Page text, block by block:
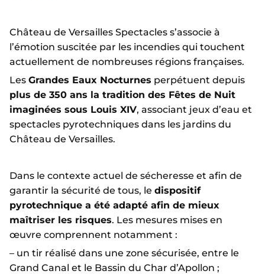
Château de Versailles Spectacles s’associe à
l’émotion suscitée par les incendies qui touchent
actuellement de nombreuses régions françaises.
Les Grandes Eaux Nocturnes perpétuent depuis
plus de 350 ans la tradition des Fêtes de Nuit
imaginées sous Louis XIV, associant jeux d’eau et
spectacles pyrotechniques dans les jardins du
Château de Versailles.
Dans le contexte actuel de sécheresse et afin de
garantir la sécurité de tous, le dispositif
pyrotechnique a été adapté afin de mieux
maîtriser les risques. Les mesures mises en
œuvre comprennent notamment :
– un tir réalisé dans une zone sécurisée, entre le
Grand Canal et le Bassin du Char d’Apollon ;